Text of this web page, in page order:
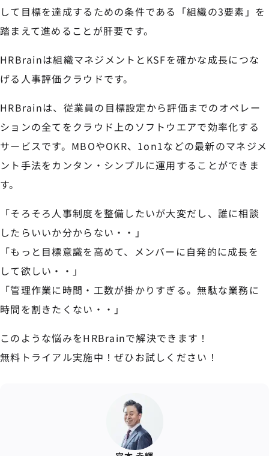
して目標を達成するための条件である「組織の3要素」を
踏まえて進めることが肝要です。
HRBrainは組織マネジメントとKSFを確かな成長につな
げる人事評価クラウドです。
HRBrainは、従業員の目標設定から評価までのオペレー
ションの全てをクラウド上のソフトウエアで効率化する
サービスです。MBOやOKR、1on1などの最新のマネジメ
ント手法をカンタン・シンプルに運用することができま
す。
「そろそろ人事制度を整備したいが大変だし、誰に相談
したらいいか分からない・・」
「もっと目標意識を高めて、メンバーに自発的に成長を
して欲しい・・」
「管理作業に時間・工数が掛かりすぎる。無駄な業務に
時間を割きたくない・・」
このような悩みをHRBrainで解決できます！
無料トライアル実施中！ぜひお試しください！